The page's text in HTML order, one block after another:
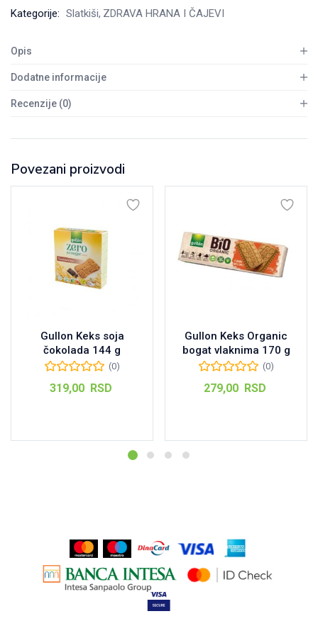
g
Kategorije: Slatkiši ZDRAVA HRANA I ČAJEVI
Opis
Dodatne informacije
Recenzije (0)
Povezani proizvodi
Gullon Keks soja
čokolada 144 g
(0)
319,00 RSD
Gullon Keks Organic
bogat vlaknima 170 g
(0)
279,00 RSD